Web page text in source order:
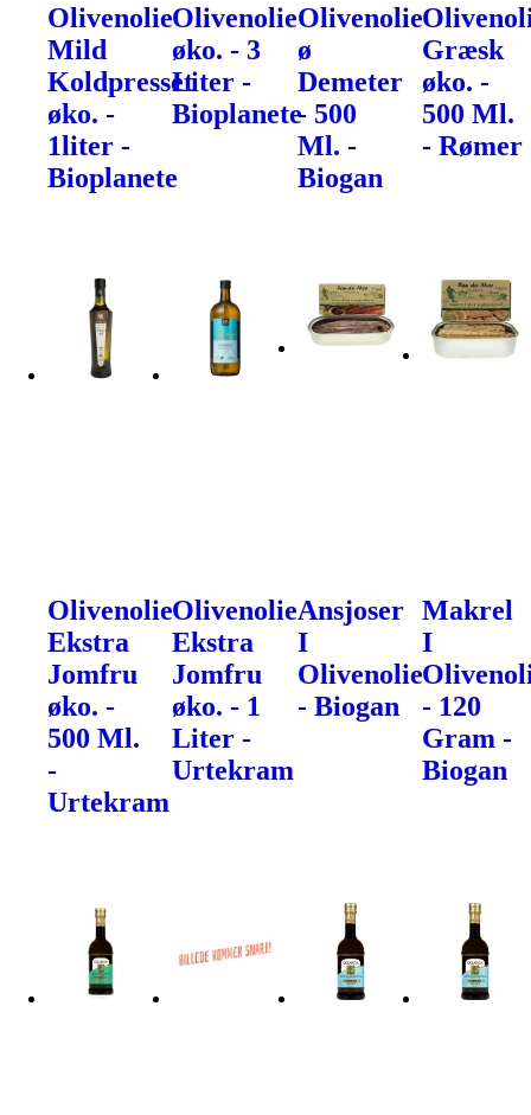
Olivenolie
Mild
Koldpresset
øko. -
1liter -
Bioplanete
Olivenolie
øko. - 3
Liter -
Bioplanete
Olivenolie
ø
Demeter
- 500
Ml. -
Biogan
Græsk
øko. -
500 Ml.
- Rømer
Olivenolie
Ekstra
Jomfru
øko. -
500 Ml.
-
Urtekram
Olivenolie
Ekstra
Jomfru
øko. - 1
Liter -
Urtekram
Ansjoser
I
Olivenolie
- Biogan
Makrel
I
- 120
Gram -
Biogan